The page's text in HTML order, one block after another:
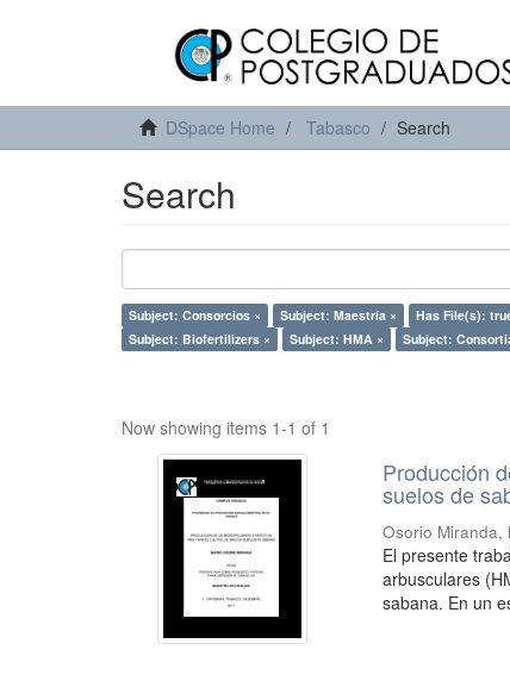
DSpace Home Tabasco Search
Search
Subject: Consorcios × Subject: Maestría × Has File(s):
Subject: Biofertilizers ×
Subject: HMA × Subject:
Now showing items 1-1 of 1
Producción
suelos de
Osorio Miranda,
El presente
arbusculares
sabana. En un